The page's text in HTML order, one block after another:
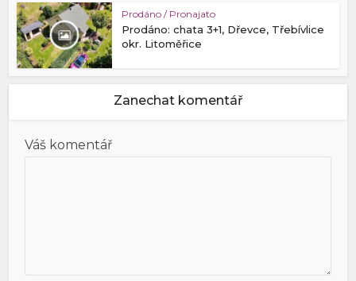
Prodáno / Pronajato
Prodáno: chata 3+1, Dřevce, Třebívlice
okr. Litoměřice
Zanechat komentář
Váš komentář